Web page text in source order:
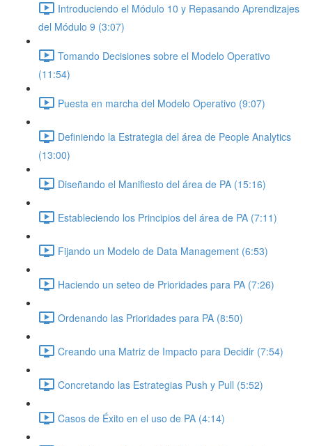
Introduciendo el Módulo 10 y Repasando Aprendizajes
del Módulo 9 (3:07)
Tomando Decisiones sobre el Modelo Operativo
(11:54)
Puesta en marcha del Modelo Operativo (9:07)
Definiendo la Estrategia del área de People Analytics
(13:00)
Diseñando el Manifiesto del área de PA (15:16)
Estableciendo los Principios del área de PA (7:11)
Fijando un Modelo de Data Management (6:53)
Haciendo un seteo de Prioridades para PA (7:26)
Ordenando las Prioridades para PA (8:50)
Creando una Matriz de Impacto para Decidir (7:54)
Concretando las Estrategias Push y Pull (5:52)
Casos de Éxito en el uso de PA (4:14)